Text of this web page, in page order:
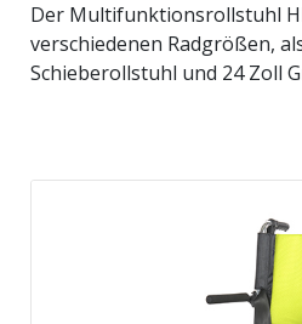
Der Multifunktionsrollstuhl
verschiedenen Radgrößen,
Schieberollstuhl und 24 Zoll